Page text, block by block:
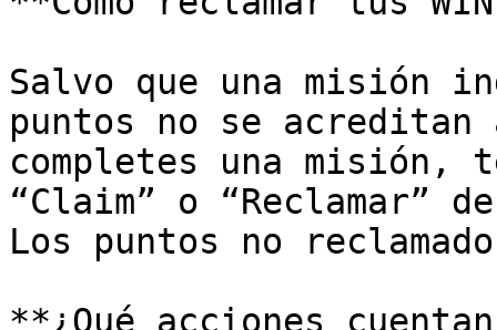
Salvo que una misión
puntos no se acreditan
completes una misión,
“Claim” o “Reclamar”
Los puntos no
**¿Qué acciones